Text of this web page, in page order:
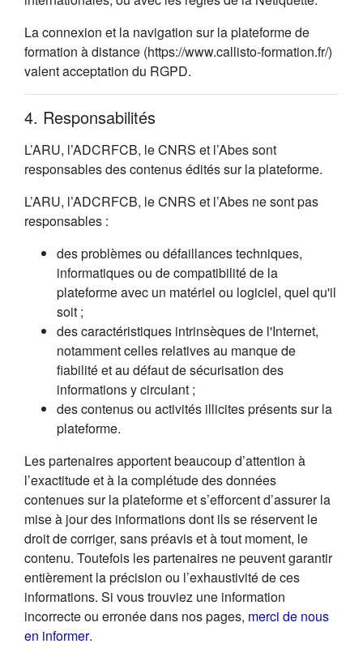
La connexion et la navigation sur la plateforme de
formation à distance (https://www.callisto-formation.fr/)
valent acceptation du RGPD.
4. Responsabilités
L’ARU, l’ADCRFCB, le CNRS et l’Abes sont
responsables des contenus édités sur la plateforme.
L’ARU, l’ADCRFCB, le CNRS et l’Abes ne sont pas
responsables :
des problèmes ou défaillances techniques,
informatiques ou de compatibilité de la
plateforme avec un matériel ou logiciel, quel qu'il
soit ;
des caractéristiques intrinsèques de l'Internet,
notamment celles relatives au manque de
fiabilité et au défaut de sécurisation des
informations y circulant ;
des contenus ou activités illicites présents sur la
plateforme.
Les partenaires apportent beaucoup d’attention à
l’exactitude et à la complétude des données
contenues sur la plateforme et s’efforcent d’assurer la
mise à jour des informations dont ils se réservent le
droit de corriger, sans préavis et à tout moment, le
contenu. Toutefois les partenaires ne peuvent garantir
entièrement la précision ou l’exhaustivité de ces
informations. Si vous trouviez une information
incorrecte ou erronée dans nos pages, merci de nous
en informer(s'ouvre dans un nouvel onglet)
.